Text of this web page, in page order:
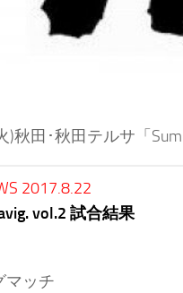
)秋田･秋田テルサ「
2017.8.22
vol.2 試合結果
ッチ